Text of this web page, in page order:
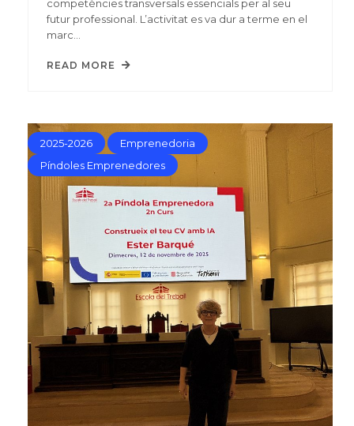
competències transversals essencials per al seu
futur professional. L’activitat es va dur a terme en el
marc…
READ MORE
2025-2026
Emprenedoria
Píndoles Emprenedores